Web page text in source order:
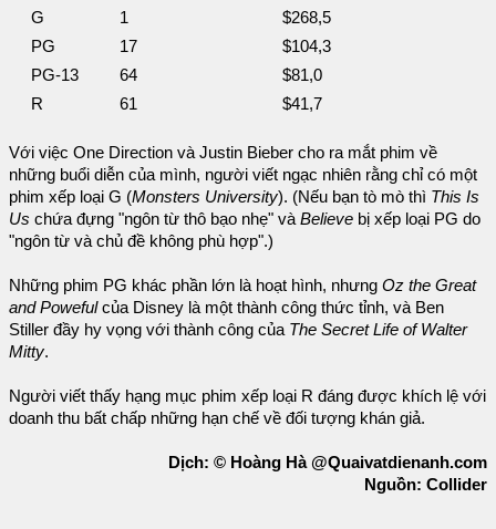
G
1
$268,5
PG
17
$104,3
PG-13
64
$81,0
R
61 $41,7
Với việc One Direction và Justin Bieber cho ra mắt phim về
những buổi diễn của mình, người viết ngạc nhiên rằng chỉ có một
phim xếp loại G (Monsters University). (Nếu bạn tò mò thì This Is
Us chứa đựng "ngôn từ thô bạo nhẹ" và Believe bị xếp loại PG do
"ngôn từ và chủ đề không phù hợp".)
Những phim PG khác phần lớn là hoạt hình, nhưng Oz the Great
and Powefulcủa Disney là một thành công thức tỉnh, và Ben
Stiller đầy hy vọng với thành công của The Secret Life of Walter
Mitty.
Người viết thấy hạng mục phim xếp loại R đáng được khích lệ với
doanh thu bất chấp những hạn chế về đối tượng khán giả.
Dịch: © Hoàng Hà @Quaivatdienanh.com
Nguồn: Collider